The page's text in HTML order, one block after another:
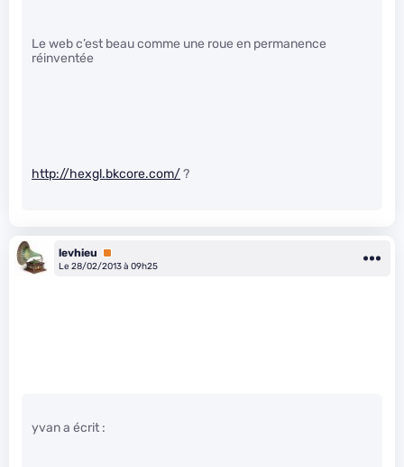
Le web c’est beau comme une roue en permanence
réinventée
http://hexgl.bkcore.com/?
levhieu
Premium
Le 28/02/2013 à 09h25
yvan a écrit :